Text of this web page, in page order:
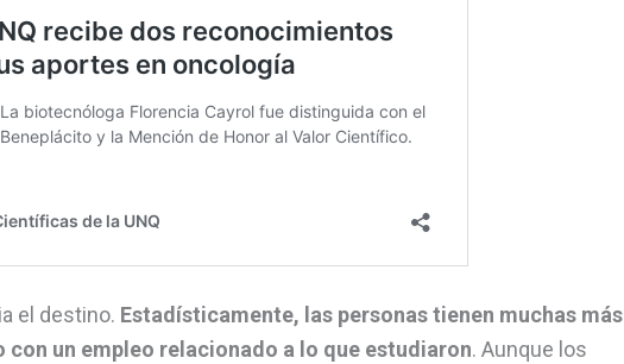
el destino. Estadísticamente, las personas tienen muchas más
un empleo relacionado a lo que estudiaron. Aunque los